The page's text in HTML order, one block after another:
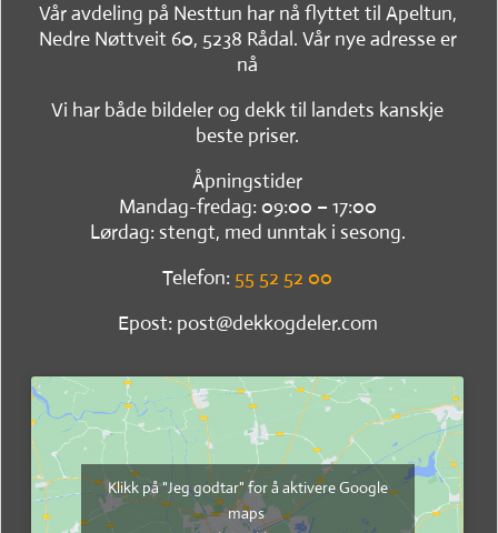
Vår avdeling på Nesttun har nå flyttet til Apeltun,
Nedre Nøttveit 60, 5238 Rådal. Vår nye adresse er
nå
Vi har både bildeler og dekk til landets kanskje
beste priser.
Åpningstider
Mandag-fredag: 09:00 – 17:00
Lørdag: stengt, med unntak i sesong.
Telefon: 55 52 52 00
Epost: post@dekkogdeler.com
Klikk på "Jeg godtar" for å aktivere Google
maps